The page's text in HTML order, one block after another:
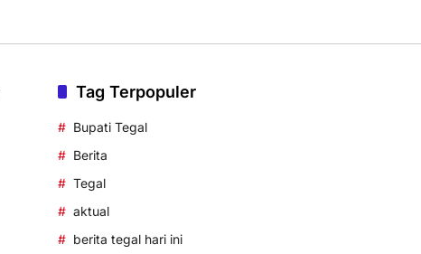
Tag Terpopuler
Bupati Tegal
Berita
Tegal
aktual
berita tegal hari ini